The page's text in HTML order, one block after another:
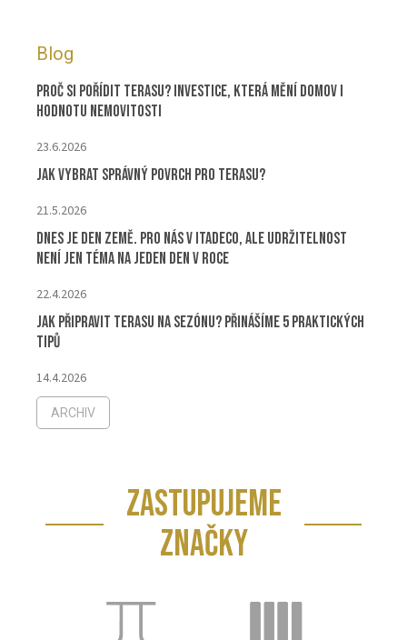
Blog
Proč si pořídit terasu? Investice, která mění domov i
hodnotu nemovitosti
23.6.2026
Jak vybrat správný povrch pro terasu?
21.5.2026
Dnes je Den Země. Pro nás v ITADECO, ale udržitelnost
není jen téma na jeden den v roce
22.4.2026
Jak připravit terasu na sezónu? Přinášíme 5 praktických
tipů
14.4.2026
ARCHIV
ZASTUPUJEME
ZNAČKY